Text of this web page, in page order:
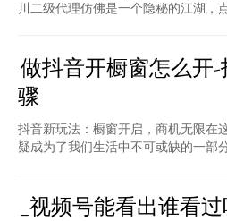
川二级代理仿佛是一个隐秘的江湖，
做抖音开橱窗怎么开
骤
抖音新玩法：橱窗开启，商机无限在
疑成为了我们生活中不可或缺的一部
_视频号能看出谁看